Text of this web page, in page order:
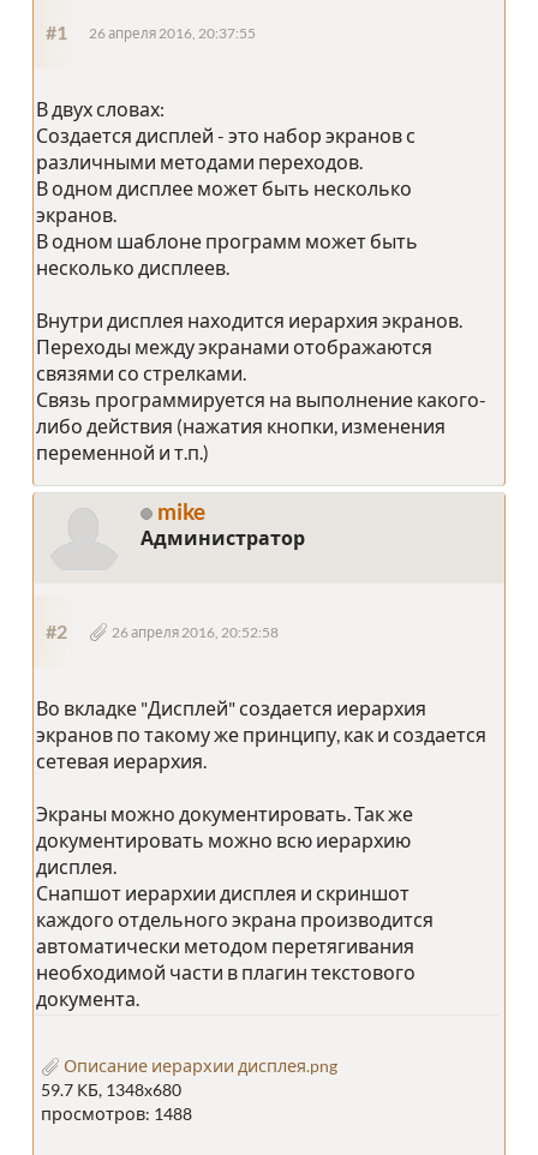
#1 26 апреля 2016, 20:37:55
В двух словах:
Создается дисплей - это набор экранов с
различными методами переходов.
В одном дисплее может быть несколько
экранов.
В одном шаблоне программ может быть
несколько дисплеев.
Внутри дисплея находится иерархия экранов.
Переходы между экранами отображаются
связями со стрелками.
Связь программируется на выполнение какого-
либо действия (нажатия кнопки, изменения
переменной и т.п.)
mike
Администратор
#2 26 апреля 2016, 20:52:58
Во вкладке "Дисплей" создается иерархия
экранов по такому же принципу, как и создается
сетевая иерархия.
Экраны можно документировать. Так же
документировать можно всю иерархию
дисплея.
Снапшот иерархии дисплея и скриншот
каждого отдельного экрана производится
автоматически методом перетягивания
необходимой части в плагин текстового
документа.
Описание иерархии дисплея.png
59.7 КБ, 1348x680
просмотров: 1488